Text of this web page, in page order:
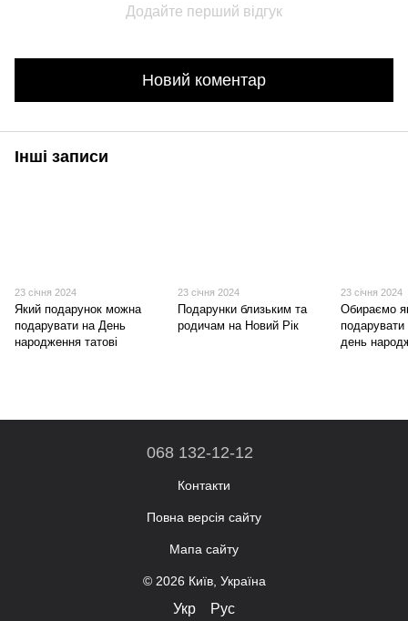
Додайте перший відгук
Новий коментар
Інші записи
23 січня 2024
Який подарунок можна
подарувати на День
народження татові
23 січня 2024
Подарунки близьким та
родичам на Новий Рік
23 січня 2024
Обираємо
подарувати
день
068 132-12-12
Контакти
Повна версія сайту
Мапа сайту
© 2026 Київ, Україна
Укр Рус